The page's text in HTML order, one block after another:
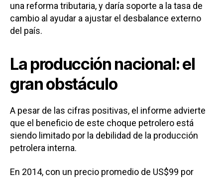
una reforma tributaria, y daría soporte a la tasa de
cambio al ayudar a ajustar el desbalance externo
del país.
La producción nacional: el
gran obstáculo
A pesar de las cifras positivas, el informe advierte
que el beneficio de este choque petrolero está
siendo limitado por la debilidad de la producción
petrolera interna.
En 2014, con un precio promedio de US$99 por